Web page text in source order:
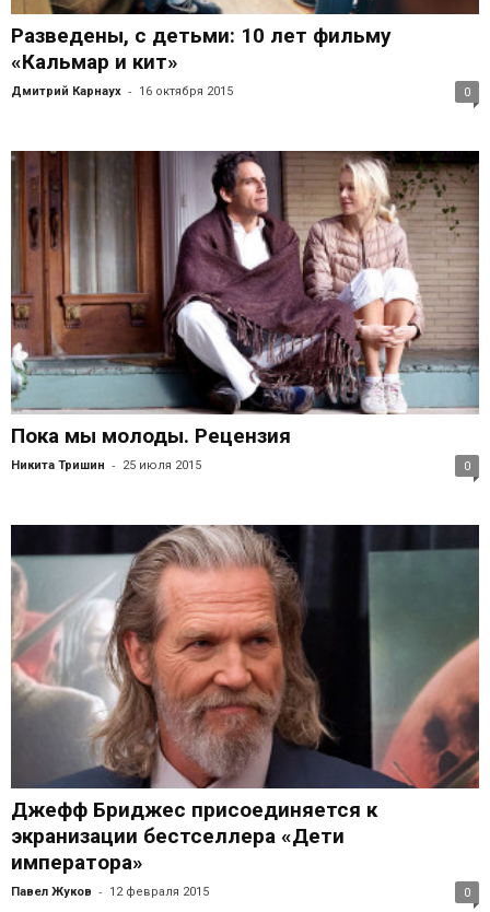
Разведены, с детьми: 10 лет фильму
«Кальмар и кит»
Дмитрий Карнаух - 16 октября 2015 0
Пока мы молоды. Рецензия
Никита Тришин - 25 июля 2015 0
Джефф Бриджес присоединяется к
экранизации бестселлера «Дети
императора»
Павел Жуков - 12 февраля 2015 0